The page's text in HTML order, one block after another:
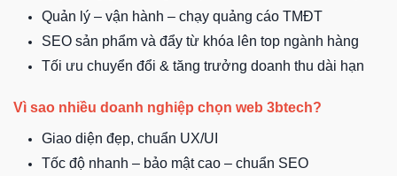
Quản lý – vận hành – chạy quảng cáo TMĐT
SEO sản phẩm và đẩy từ khóa lên top ngành hàng
Tối ưu chuyển đổi & tăng trưởng doanh thu dài hạn
Vì sao nhiều doanh nghiệp chọn web 3btech?
Giao diện đẹp, chuẩn UX/UI
Tốc độ nhanh – bảo mật cao – chuẩn SEO